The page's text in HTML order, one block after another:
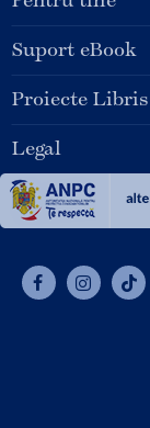
Suport eBook
Proiecte Libris
Legal